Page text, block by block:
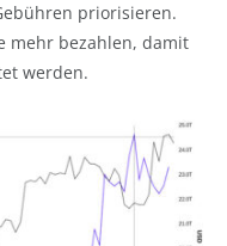
priorisieren.
mehr bezahlen, damit
werden.